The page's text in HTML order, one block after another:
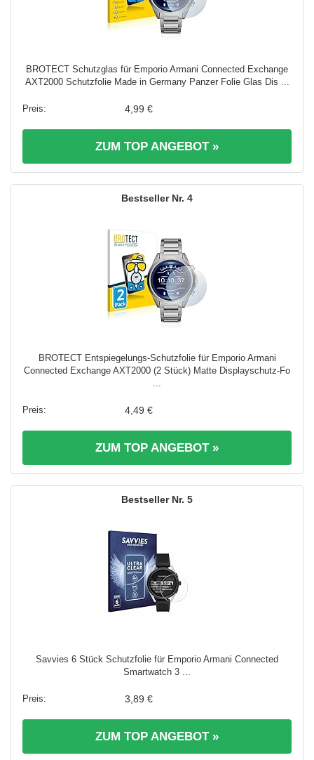
BROTECT Schutzglas für Emporio Armani Connected Exchange
AXT2000 Schutzfolie Made in Germany Panzer Folie Glas Dis ...
4,99 €
ZUM TOP ANGEBOT »
4
BROTECT Entspiegelungs-Schutzfolie für Emporio Armani
Connected Exchange AXT2000 (2 Stück) Matte Displayschutz-Fo
...
4,49 €
ZUM TOP ANGEBOT »
5
Savvies 6 Stück Schutzfolie für Emporio Armani Connected
Smartwatch 3 ...
3,89 €
ZUM TOP ANGEBOT »